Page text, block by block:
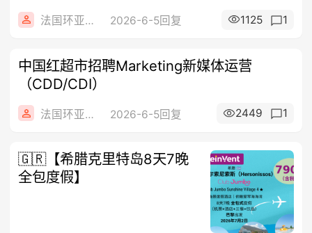
法国环亚旅游 2026-6-5回复 1125 1
中国红超市招聘Marketing新媒体运营
（CDD/CDI）
法国环亚旅游 2026-6-5回复 2449 1
🇬🇷【希腊克里特岛8天7晚
全包度假】